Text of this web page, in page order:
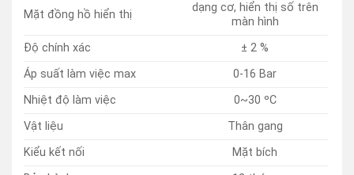
Mặt đồng hồ hiển thị
dạng cơ, hiển thị số trên
màn hình
Độ chính xác
± 2 %
Áp suất làm việc max
0-16 Bar
Nhiệt độ làm việc
0~30 ºC
Vật liệu
Thân gang
Kiểu kết nối
Mặt bích